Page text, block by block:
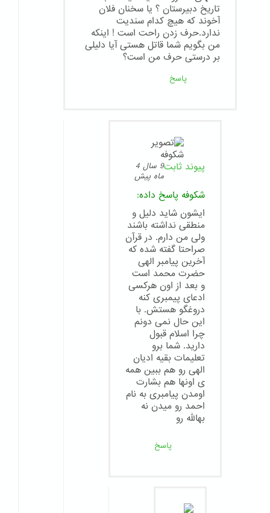
تاریخ دبیرستان ؟ یا سخنان فلان
آخوند که هیچ کدام سندیت
ندارد.حرف زدن راحت است ! اینکه
من بگویم شما قاتل هستی آیا دلیلی
بر درستی حرف من است؟
پاسخ
پیوند ثابت
9 سال 4
ماه پیش
شکوفه پاسخ داده:
ایشون شاید دلیل و
منطقی نداشته باشند
ولی من دارم. در قرآن
صراحتا گفته شده که
آخرین پیامبر الهی
حضرت محمد است
و بعد از اون هرکسی
ادعای پیمبری کنه
دروغگو هستش. با
این حال نمی دونم
چرا اسلام قبول
دارید. شما برو
تعلیمات بقیه ادیان
الهی رو هم ببین همه
ی اونها هم بشارت
اومدن پیامبری به نام
احمد رو میدن نه
بهالله رو
پاسخ